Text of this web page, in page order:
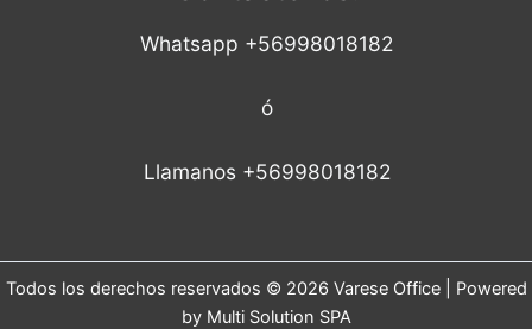
Whatsapp +56998018182
ó
Llamanos +56998018182
Todos los derechos reservados © 2026 Varese Office | Powered
by Multi Solution SPA